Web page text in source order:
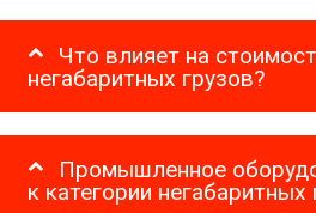
Что влияет на
негабаритных грузов?
Промышленное
к категории негабаритных